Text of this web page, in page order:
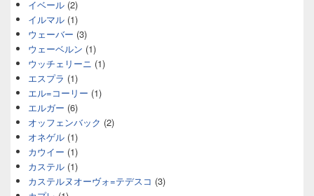
イベール (2)
イルマル (1)
ウェーバー (3)
ウェーベルン (1)
ウッチェリーニ (1)
エスプラ (1)
エル=コーリー (1)
エルガー (6)
オッフェンバック (2)
オネゲル (1)
カウイー (1)
カステル (1)
カステルヌオーヴォ=テデスコ (3)